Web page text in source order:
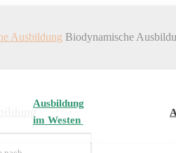
Biodynamische
Ausbildung
im Westen